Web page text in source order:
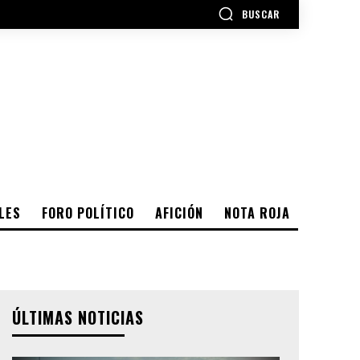
BUSCAR
FORO POLÍTICO AFICIÓN NOTA ROJA
ÚLTIMAS NOTICIAS